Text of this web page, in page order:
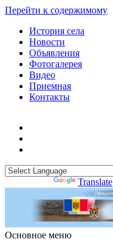
Перейти к содержимому
История села
Новости
Объявления
Фотогалерея
Видео
Приемная
Контакты
Translate
Основное меню